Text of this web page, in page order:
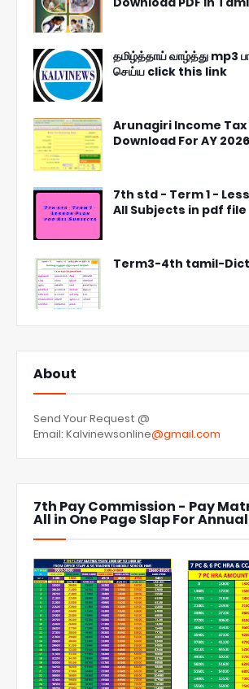
தமிழ்த்தாய் வாழ்த்து mp3
செய்ய click this link
Arunagiri Income
Download For AY
7th std - Term 1 -
All Subjects in pdf file
Term3-4th tamil-
About
Send Your Request @
Email: Kalvinewsonline@gmail.com
7th Pay Commission - Pay
All in One Page Slap For